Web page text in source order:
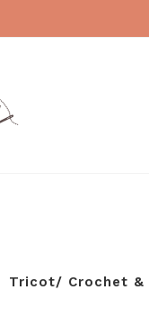
Tricot/ Crochet &